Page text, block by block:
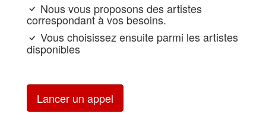
Nous vous proposons des artistes
correspondant à vos besoins.
Vous choisissez ensuite parmi les artistes
disponibles
Lancer un appel